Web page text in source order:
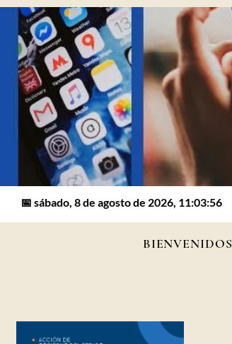
📅 sábado, 8 de agosto de 2026, 11:03:56
BIENVENIDOS